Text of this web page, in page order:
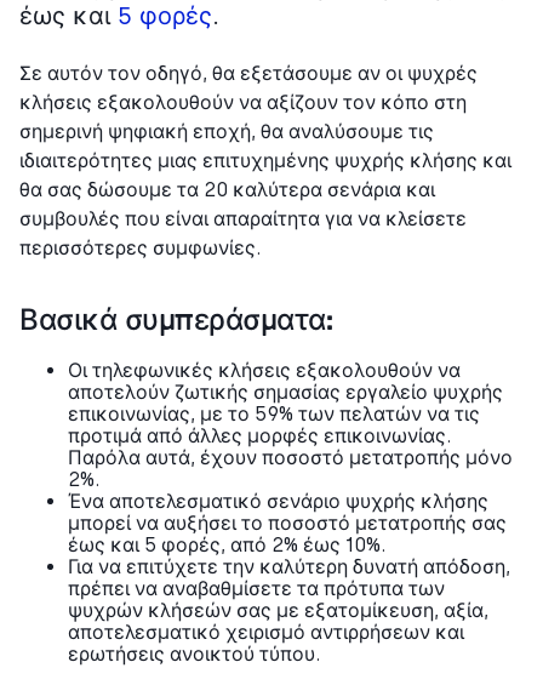
έως και 5 φορές.
Σε αυτόν τον οδηγό, θα εξετάσουμε αν οι ψυχρές
κλήσεις εξακολουθούν να αξίζουν τον κόπο στη
σημερινή ψηφιακή εποχή, θα αναλύσουμε τις
ιδιαιτερότητες μιας επιτυχημένης ψυχρής κλήσης και
θα σας δώσουμε τα 20 καλύτερα σενάρια και
συμβουλές που είναι απαραίτητα για να κλείσετε
περισσότερες συμφωνίες.
Βασικά συμπεράσματα:
Οι τηλεφωνικές κλήσεις εξακολουθούν να
αποτελούν ζωτικής σημασίας εργαλείο ψυχρής
επικοινωνίας, με το 59% των πελατών να τις
προτιμά από άλλες μορφές επικοινωνίας.
Παρόλα αυτά, έχουν ποσοστό μετατροπής μόνο
2%.
Ένα αποτελεσματικό σενάριο ψυχρής κλήσης
μπορεί να αυξήσει το ποσοστό μετατροπής σας
έως και 5 φορές, από 2% έως 10%.
Για να επιτύχετε την καλύτερη δυνατή απόδοση,
πρέπει να αναβαθμίσετε τα πρότυπα των
ψυχρών κλήσεών σας με εξατομίκευση, αξία,
αποτελεσματικό χειρισμό αντιρρήσεων και
ερωτήσεις ανοικτού τύπου.